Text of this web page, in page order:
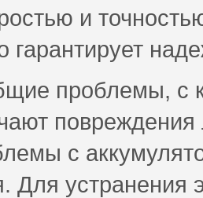
и
гарантирует
проблемы, с
с
Для